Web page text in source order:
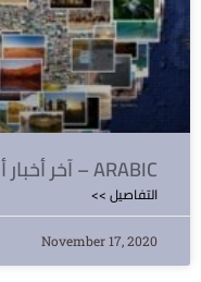
آخر أخبار أستراليا – ARABIC
<< التفاصيل
November 17, 2020